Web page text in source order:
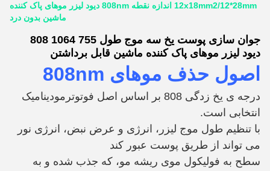
12x18mm2/12*28mm اندازه نقطه 808nm دیود لیزر موهای پاک کننده
ماشین بدون درد
جوان سازی پوست یخ سه موج طول 755 1064 808
دیود لیزر موهای پاک کننده ماشین قابل برداشتن
اصول حذف موهای 808nm
درجه ی یخ زدگی 808 بر اساس اصل فوتوترمودینامیک
انتخابی است.
با تنظیم طول موج لیزر، انرژی و عرض نبض، انرژی نور
می تواند از طریق پوست عبور کند
سطح به فولیکول موی ریشه مو، که جذب شده و به